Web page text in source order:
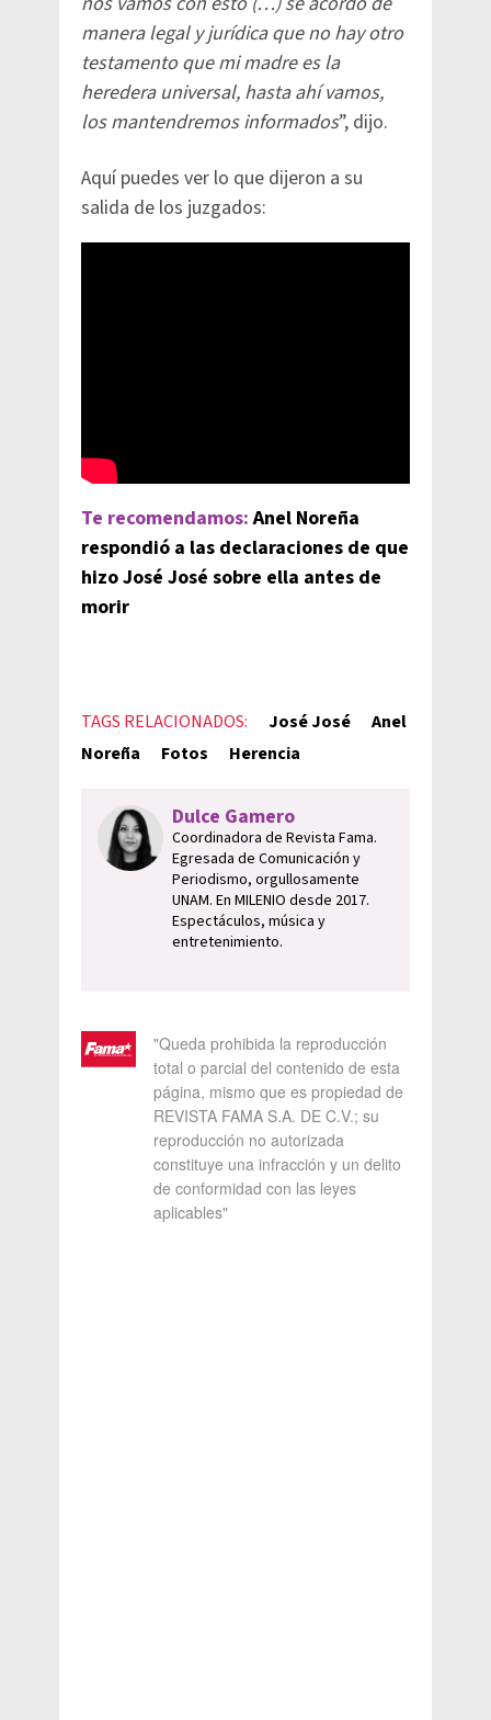
manera legal y jurídica que no hay otro
testamento que mi madre es la
heredera universal, hasta ahí vamos,
los mantendremos informados”, dijo.
Aquí puedes ver lo que dijeron a su
salida de los juzgados:
Te recomendamos: Anel Noreña
respondió a las declaraciones de que
hizo José José sobre ella antes de
morir
TAGS RELACIONADOS: José José
Anel
Noreña
Fotos Herencia
Dulce Gamero
Coordinadora de Revista Fama.
Egresada de Comunicación y
Periodismo, orgullosamente
UNAM. En MILENIO desde 2017.
Espectáculos, música y
entretenimiento.
"Queda prohibida la reproducción
total o parcial del contenido de esta
página, mismo que es propiedad de
REVISTA FAMA S.A. DE C.V.; su
reproducción no autorizada
constituye una infracción y un delito
de conformidad con las leyes
aplicables"